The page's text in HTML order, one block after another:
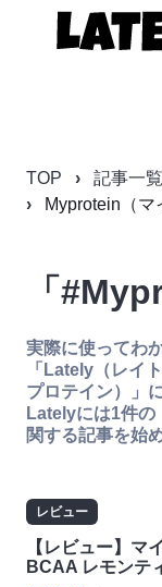
TOP 記事一覧
Myprotein（マ
「
実際に使ってわ
「Lately（レイ
プロテイン）」
Latelyには1件
関する記事を始
レビュー
【レビュー】マ
BCAA レモンテ